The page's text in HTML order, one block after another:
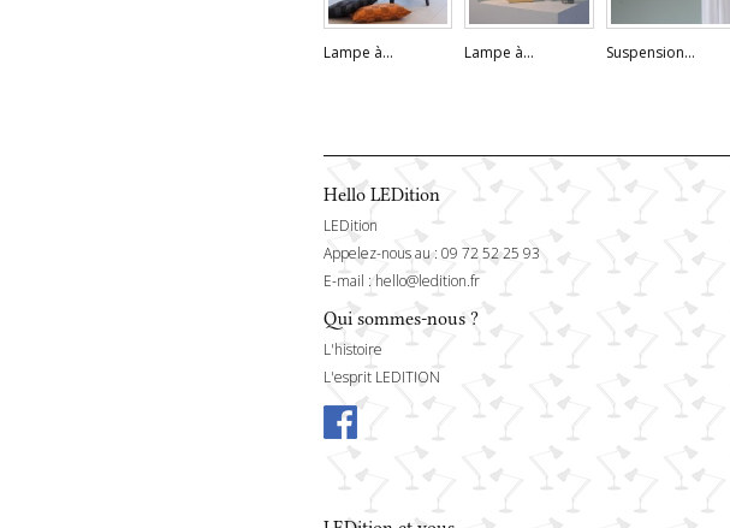
Lampe à... Lampe à... Suspension...
Hello LEDition
LEDition
Appelez-nous au : 09 72 52 25 93
E-mail : hello@ledition.fr
Qui sommes-nous ?
L'histoire
L'esprit LEDITION